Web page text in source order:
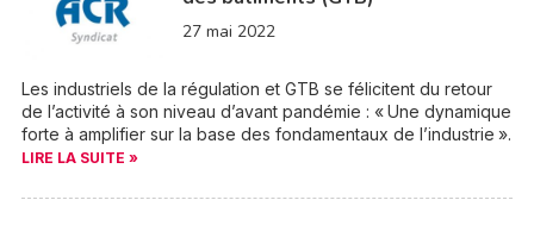
27 mai 2022
Les industriels de la régulation et GTB se félicitent du retour
de l’activité à son niveau d’avant pandémie : « Une dynamique
forte à amplifier sur la base des fondamentaux de l’industrie ».
LIRE LA SUITE »